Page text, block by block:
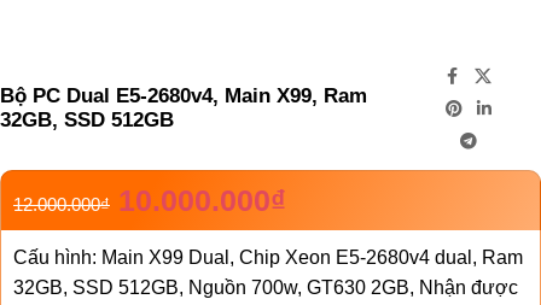
Bộ PC Dual E5-2680v4, Main X99, Ram
32GB, SSD 512GB
12.000.000₫ 10.000.000₫
Cấu hình: Main X99 Dual, Chip Xeon E5-2680v4 dual, Ram
32GB, SSD 512GB, Nguồn 700w, GT630 2GB, Nhận được